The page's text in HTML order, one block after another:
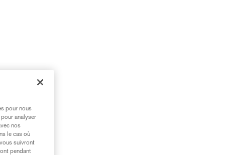
pour nous
analyser
nos
le cas où
suivront
pendant